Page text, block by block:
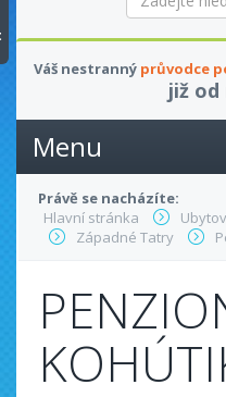
Váš nestranný průvodce
již od
Menu
Právě se nacházíte:
Hlavní stránka
Západné Tatry